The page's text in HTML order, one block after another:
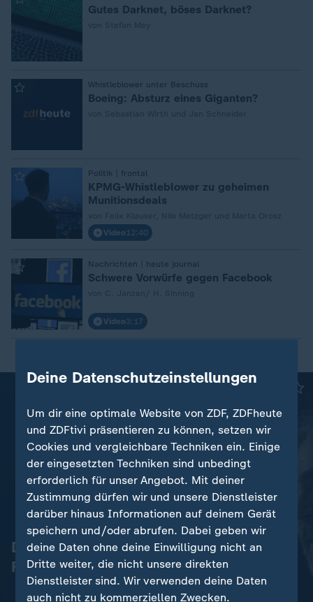
Gutes Darknet, böses Darknet?
Whistleblower unter Beschuss
: Boeing: Absturz eines Giganten?
Politik | frontal
:
KPMG-Whistleblower zu geheimen
Munitionsdeals
Video 12:40
Nachrichten | heute journal
: Schwere Vorwürfe gegen Facebook
Video3:17
Deniz Yuecel zu Julian Assanges
Freilassung
Deine Datenschutzeinstellungen
Um dir eine optimale Website von ZDF, ZDFheute
und ZDFtivi präsentieren zu können, setzen wir
Cookies und vergleichbare Techniken ein. Einige
der eingesetzten Techniken sind unbedingt
erforderlich für unser Angebot. Mit deiner
Zustimmung dürfen wir und unsere Dienstleister
darüber hinaus Informationen auf deinem Gerät
speichern und/oder abrufen. Dabei geben wir
deine Daten ohne deine Einwilligung nicht an
Dritte weiter, die nicht unsere direkten
Dienstleister sind. Wir verwenden deine Daten
auch nicht zu kommerziellen Zwecken.